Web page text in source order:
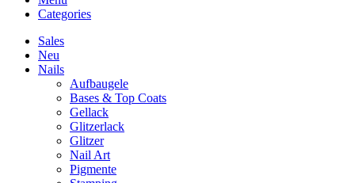
Categories
Sales
Neu
Nails
Aufbaugele
Bases & Top Coats
Gellack
Glitzerlack
Glitzer
Nail Art
Pigmente